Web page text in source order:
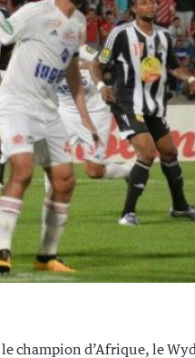
champion d’Afrique, le